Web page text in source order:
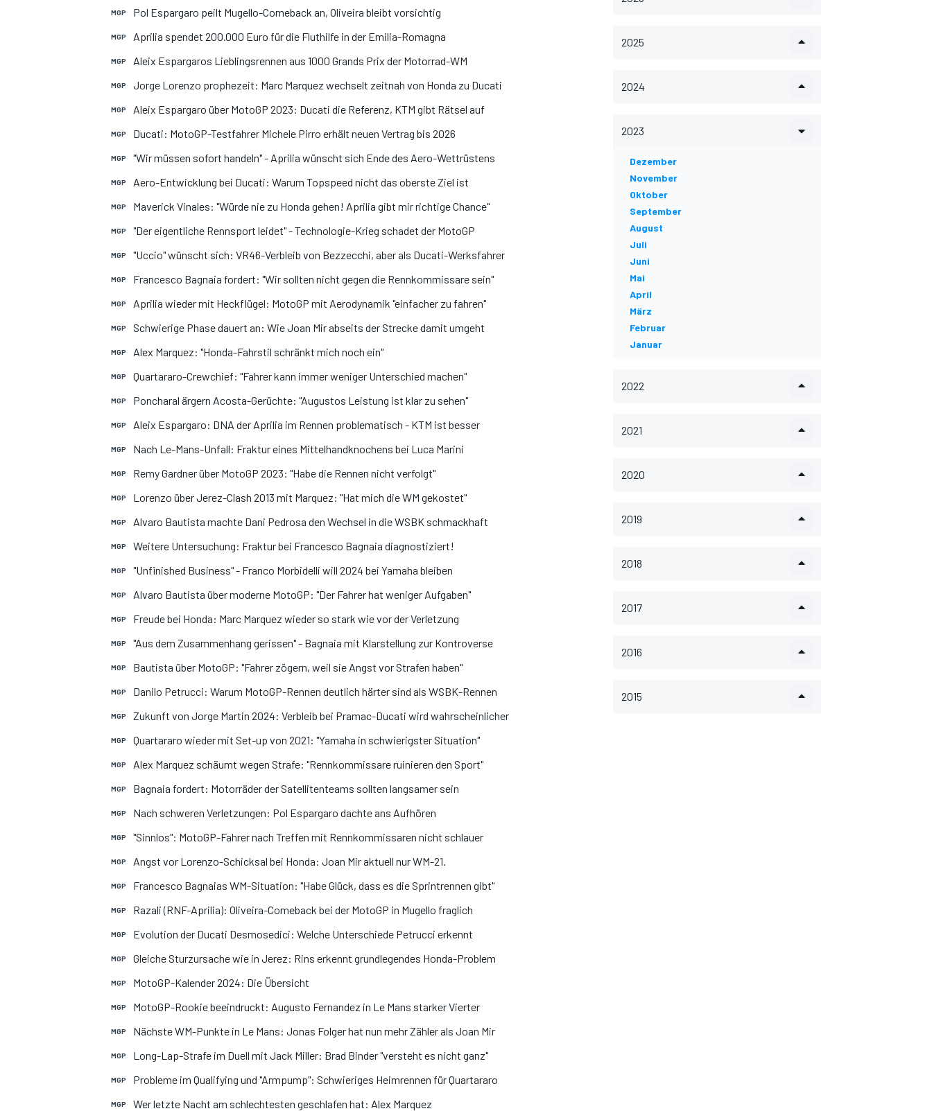
MOTOGP
DTM
MGP Pol Espargaro peilt Mugello-Comeback an, Oliveira bleibt vorsichtig
MGP Aprilia spendet 200.000 Euro für die Fluthilfe in der Emilia-Romagna
MGP Aleix Espargaros Lieblingsrennen aus 1000 Grands Prix der Motorrad-WM
MGP Jorge Lorenzo prophezeit: Marc Marquez wechselt zeitnah von Honda zu Ducati
MGP Aleix Espargaro über MotoGP 2023: Ducati die Referenz, KTM gibt Rätsel auf
MGP Ducati: MotoGP-Testfahrer Michele Pirro erhält neuen Vertrag bis 2026
MGP "Wir müssen sofort handeln" - Aprilia wünscht sich Ende des Aero-Wettrüstens
MGP Aero-Entwicklung bei Ducati: Warum Topspeed nicht das oberste Ziel ist
MGP Maverick Vinales: "Würde nie zu Honda gehen! Aprilia gibt mir richtige Chance"
MGP "Der eigentliche Rennsport leidet" - Technologie-Krieg schadet der MotoGP
MGP "Uccio" wünscht sich: VR46-Verbleib von Bezzecchi, aber als Ducati-Werksfahrer
MGP Francesco Bagnaia fordert: "Wir sollten nicht gegen die Rennkommissare sein"
MGP Aprilia wieder mit Heckflügel: MotoGP mit Aerodynamik "einfacher zu fahren"
MGP Schwierige Phase dauert an: Wie Joan Mir abseits der Strecke damit umgeht
MGP Alex Marquez: "Honda-Fahrstil schränkt mich noch ein"
MGP Quartararo-Crewchief: "Fahrer kann immer weniger Unterschied machen"
MGP Poncharal ärgern Acosta-Gerüchte: "Augustos Leistung ist klar zu sehen"
MGP Aleix Espargaro: DNA der Aprilia im Rennen problematisch - KTM ist besser
MGP Nach Le-Mans-Unfall: Fraktur eines Mittelhandknochens bei Luca Marini
MGP Remy Gardner über MotoGP 2023: "Habe die Rennen nicht verfolgt"
MGP Lorenzo über Jerez-Clash 2013 mit Marquez: "Hat mich die WM gekostet"
MGP Alvaro Bautista machte Dani Pedrosa den Wechsel in die WSBK schmackhaft
MGP Weitere Untersuchung: Fraktur bei Francesco Bagnaia diagnostiziert!
MGP "Unfinished Business" - Franco Morbidelli will 2024 bei Yamaha bleiben
MGP Alvaro Bautista über moderne MotoGP: "Der Fahrer hat weniger Aufgaben"
MGP Freude bei Honda: Marc Marquez wieder so stark wie vor der Verletzung
MGP "Aus dem Zusammenhang gerissen" - Bagnaia mit Klarstellung zur Kontroverse
MGP Bautista über MotoGP: "Fahrer zögern, weil sie Angst vor Strafen haben"
MGP Danilo Petrucci: Warum MotoGP-Rennen deutlich härter sind als WSBK-Rennen
MGP Zukunft von Jorge Martin 2024: Verbleib bei Pramac-Ducati wird wahrscheinlicher
MGP Quartararo wieder mit Set-up von 2021: "Yamaha in schwierigster Situation"
MGP Alex Marquez schäumt wegen Strafe: "Rennkommissare ruinieren den Sport"
MGP Bagnaia fordert: Motorräder der Satellitenteams sollten langsamer sein
MGP Nach schweren Verletzungen: Pol Espargaro dachte ans Aufhören
MGP "Sinnlos": MotoGP-Fahrer nach Treffen mit Rennkommissaren nicht schlauer
MGP Angst vor Lorenzo-Schicksal bei Honda: Joan Mir aktuell nur WM-21.
MGP Francesco Bagnaias WM-Situation: "Habe Glück, dass es die Sprintrennen gibt"
MGP Razali (RNF-Aprilia): Oliveira-Comeback bei der MotoGP in Mugello fraglich
MGP Evolution der Ducati Desmosedici: Welche Unterschiede Petrucci erkennt
MGP Gleiche Sturzursache wie in Jerez: Rins erkennt grundlegendes Honda-Problem
MGP MotoGP-Kalender 2024: Die Übersicht
MGP MotoGP-Rookie beeindruckt: Augusto Fernandez in Le Mans starker Vierter
MGP Nächste WM-Punkte in Le Mans: Jonas Folger hat nun mehr Zähler als Joan Mir
MGP Long-Lap-Strafe im Duell mit Jack Miller: Brad Binder "versteht es nicht ganz"
MGP Probleme im Qualifying und "Armpump": Schwieriges Heimrennen für Quartararo
MGP Wer letzte Nacht am schlechtesten geschlafen hat: Alex Marquez
2025
2024
2023
Dezember
November
Oktober
September
August
Juli
Juni
Mai
April
März
Februar
Januar
2022
2021
2020
2019
2018
2017
2016
2015